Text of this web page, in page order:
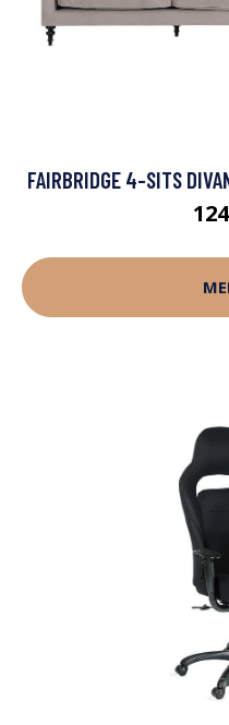
FAIRBRIDGE 4-SITS